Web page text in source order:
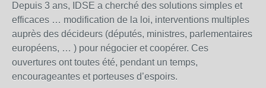
Depuis 3 ans, IDSE a cherché des solutions simples et
efficaces … modification de la loi, interventions multiples
auprès des décideurs (députés, ministres, parlementaires
européens, … ) pour négocier et coopérer. Ces
ouvertures ont toutes été, pendant un temps,
encourageantes et porteuses d’espoirs.